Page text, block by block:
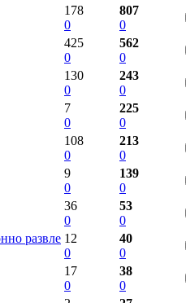
178
0
807
0
425
0
562
0
130
0
243
0
7
0
225
0
108
0
213
0
9
0
139
0
36
0
53
0
развле 12
0
40
0
17
0
38
0